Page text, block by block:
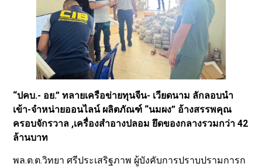
“ปคบ.- อย.” ทลายเครือข่ายทุนจีน- เวียดนาม ลักลอบนำ
เข้า-จำหน่ายออนไลน์ ผลิตภัณฑ์ “นมผง” อ้างสรรพคุณ
ครอบจักรวาล ,เครื่องสำอางปลอม ยึดของกลางรวมกว่า 42
ล้านบาท
พล.ต.ต.วิทยา ศรีประเสริฐภาพ ผู้บังคับการปราบปรามการก